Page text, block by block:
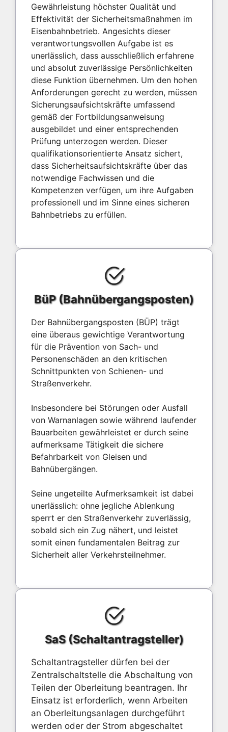
Gewährleistung höchster Qualität und
Effektivität der Sicherheitsmaßnahmen im
Eisenbahnbetrieb. Angesichts dieser
verantwortungsvollen Aufgabe ist es
unerlässlich, dass ausschließlich erfahrene
und absolut zuverlässige Persönlichkeiten
diese Funktion übernehmen. Um den hohen
Anforderungen gerecht zu werden, müssen
Sicherungsaufsichtskräfte umfassend
gemäß der Fortbildungsanweisung
ausgebildet und einer entsprechenden
Prüfung unterzogen werden. Dieser
qualifikationsorientierte Ansatz sichert,
dass Sicherheitsaufsichtskräfte über das
notwendige Fachwissen und die
Kompetenzen verfügen, um ihre Aufgaben
professionell und im Sinne eines sicheren
Bahnbetriebs zu erfüllen.
BüP (Bahnübergangsposten)
Der Bahnübergangsposten (BÜP) trägt
eine überaus gewichtige Verantwortung
für die Prävention von Sach- und
Personenschäden an den kritischen
Schnittpunkten von Schienen- und
Straßenverkehr.
Insbesondere bei Störungen oder Ausfall
von Warnanlagen sowie während laufender
Bauarbeiten gewährleistet er durch seine
aufmerksame Tätigkeit die sichere
Befahrbarkeit von Gleisen und
Bahnübergängen.
Seine ungeteilte Aufmerksamkeit ist dabei
unerlässlich: ohne jegliche Ablenkung
sperrt er den Straßenverkehr zuverlässig,
sobald sich ein Zug nähert, und leistet
somit einen fundamentalen Beitrag zur
Sicherheit aller Verkehrsteilnehmer.
SaS (Schaltantragsteller)
Schaltantragsteller dürfen bei der
Zentralschaltstelle die Abschaltung von
Teilen der Oberleitung beantragen. Ihr
Einsatz ist erforderlich, wenn Arbeiten
an Oberleitungsanlagen durchgeführt
werden oder der Strom abgeschaltet